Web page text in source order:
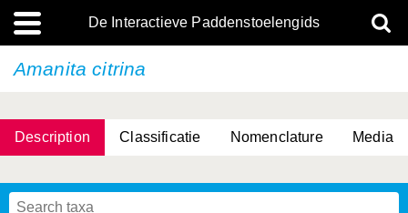
De Interactieve Paddenstoelengids
Amanita citrina
Description Classificatie Nomenclature Media